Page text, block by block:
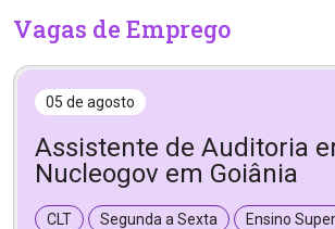
Vagas de Emprego
05 de agosto
Assistente de Auditoria
Nucleogov em Goiânia
CLT Segunda a Sexta
Ensino